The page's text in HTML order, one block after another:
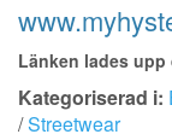
Länken lades upp
Kategoriserad i:
/Streetwear